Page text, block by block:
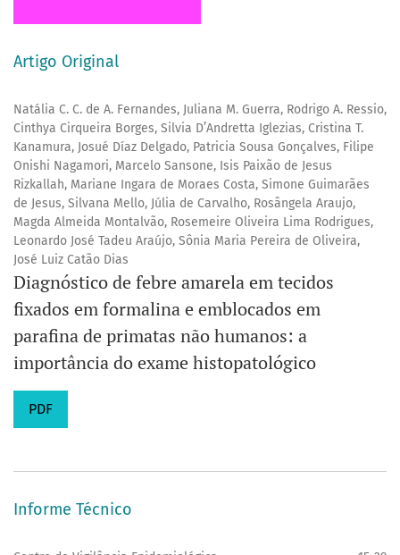
Artigo Original
Natália C. C. de A. Fernandes, Juliana M. Guerra, Rodrigo A. Ressio,
Cinthya Cirqueira Borges, Silvia D’Andretta Iglezias, Cristina T.
Kanamura, Josué Díaz Delgado, Patricia Sousa Gonçalves, Filipe
Onishi Nagamori, Marcelo Sansone, Isis Paixão de Jesus
Rizkallah, Mariane Ingara de Moraes Costa, Simone Guimarães
de Jesus, Silvana Mello, Júlia de Carvalho, Rosângela Araujo,
Magda Almeida Montalvão, Rosemeire Oliveira Lima Rodrigues,
Leonardo José Tadeu Araújo, Sônia Maria Pereira de Oliveira,
José Luiz Catão Dias
Diagnóstico de febre amarela em tecidos
fixados em formalina e emblocados em
parafina de primatas não humanos: a
importância do exame histopatológico
PDF
Informe Técnico